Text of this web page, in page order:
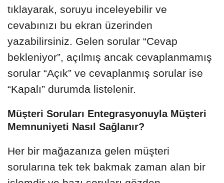
tıklayarak, soruyu inceleyebilir ve
cevabınızı bu ekran üzerinden
yazabilirsiniz. Gelen sorular “Cevap
bekleniyor”, açılmış ancak cevaplanmamış
sorular “Açık” ve cevaplanmış sorular ise
“Kapalı” durumda listelenir.
Müşteri Soruları Entegrasyonuyla Müşteri
Memnuniyeti Nasıl Sağlanır?
Her bir mağazanıza gelen müşteri
sorularına tek tek bakmak zaman alan bir